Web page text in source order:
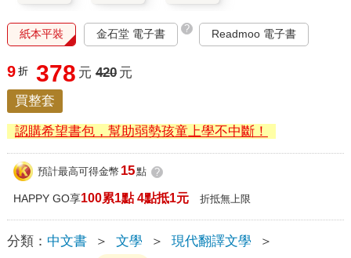
紙本平裝 金石堂 電子書 ? Readmoo 電子書
9 折 378 元 420 元
買整套
認購希望書包，幫助弱勢孩童上學不中斷！
預計最高可得金幣 15點 ?
HAPPY GO享100累1點 4點抵1元 折抵無上限
分類： 中文書 ＞ 文學 ＞ 現代翻譯文學
＞